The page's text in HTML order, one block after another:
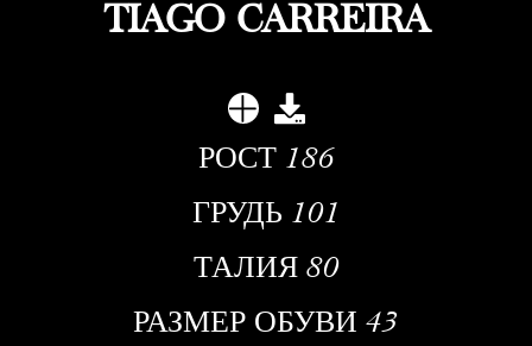
TIAGO CARREIRA
РОСТ 186
ГРУДЬ 101
ТАЛИЯ 80
РАЗМЕР ОБУВИ 43